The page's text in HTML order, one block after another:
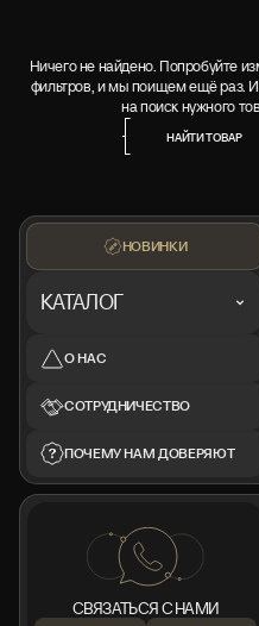
Ничего не найдено. Попробуйте
фильтров, и мы поищем ещё раз.
на поиск нужного
НАЙТИ ТОВАР
НОВИНКИ
КАТАЛОГ
О НАС
СОТРУДНИЧЕСТВО
ПОЧЕМУ НАМ ДОВЕРЯЮТ
СВЯЗАТЬСЯ С НАМИ